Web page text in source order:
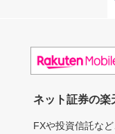
ネット証券の楽
FXや投資信託な